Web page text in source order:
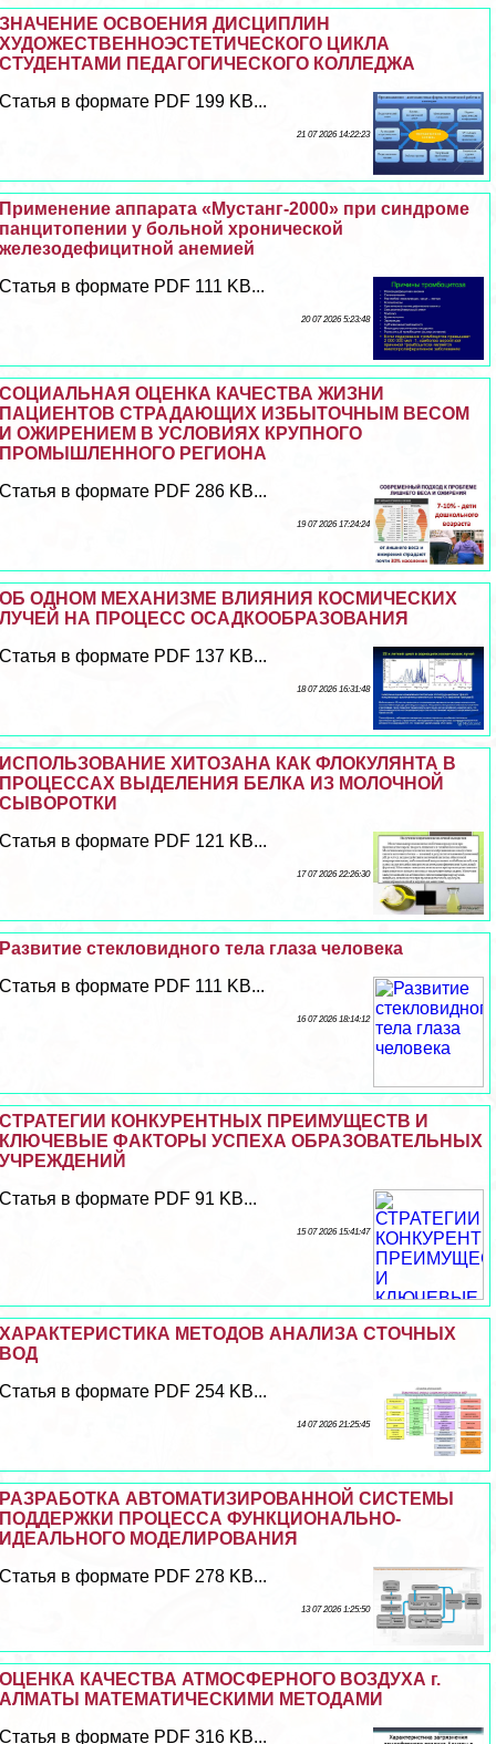
ЗНАЧЕНИЕ ОСВОЕНИЯ ДИСЦИПЛИН
ХУДОЖЕСТВЕННОЭСТЕТИЧЕСКОГО ЦИКЛА
СТУДЕНТАМИ ПЕДАГОГИЧЕСКОГО КОЛЛЕДЖА
Статья в формате PDF 199 KB...
21 07 2026 14:22:23
Применение аппарата «Мустанг-2000» при синдроме
панцитопении у больной хронической
железодефицитной анемией
Статья в формате PDF 111 KB...
20 07 2026 5:23:48
СОЦИАЛЬНАЯ ОЦЕНКА КАЧЕСТВА ЖИЗНИ
ПАЦИЕНТОВ СТРАДАЮЩИХ ИЗБЫТОЧНЫМ ВЕСОМ
И ОЖИРЕНИЕМ В УСЛОВИЯХ КРУПНОГО
ПРОМЫШЛЕННОГО РЕГИОНА
Статья в формате PDF 286 KB...
19 07 2026 17:24:24
ОБ ОДНОМ МЕХАНИЗМЕ ВЛИЯНИЯ КОСМИЧЕСКИХ
ЛУЧЕЙ НА ПРОЦЕСС ОСАДКООБРАЗОВАНИЯ
Статья в формате PDF 137 KB...
18 07 2026 16:31:48
ИСПОЛЬЗОВАНИЕ ХИТОЗАНА КАК ФЛОКУЛЯНТА В
ПРОЦЕССАХ ВЫДЕЛЕНИЯ БЕЛКА ИЗ МОЛОЧНОЙ
СЫВОРОТКИ
Статья в формате PDF 121 KB...
17 07 2026 22:26:30
Развитие стекловидного тела глаза человека
Статья в формате PDF 111 KB...
16 07 2026 18:14:12
СТРАТЕГИИ КОНКУРЕНТНЫХ ПРЕИМУЩЕСТВ И
КЛЮЧЕВЫЕ ФАКТОРЫ УСПЕХА ОБРАЗОВАТЕЛЬНЫХ
УЧРЕЖДЕНИЙ
Статья в формате PDF 91 KB...
15 07 2026 15:41:47
ХАРАКТЕРИСТИКА МЕТОДОВ АНАЛИЗА СТОЧНЫХ
ВОД
Статья в формате PDF 254 KB...
14 07 2026 21:25:45
РАЗРАБОТКА АВТОМАТИЗИРОВАННОЙ СИСТЕМЫ
ПОДДЕРЖКИ ПРОЦЕССА ФУНКЦИОНАЛЬНО-
ИДЕАЛЬНОГО МОДЕЛИРОВАНИЯ
Статья в формате PDF 278 KB...
13 07 2026 1:25:50
ОЦЕНКА КАЧЕСТВА АТМОСФЕРНОГО ВОЗДУХА г.
АЛМАТЫ МАТЕМАТИЧЕСКИМИ МЕТОДАМИ
Статья в формате PDF 316 KB...